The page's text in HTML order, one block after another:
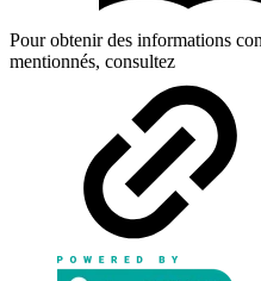
Pour obtenir des informations
mentionnés, consultez